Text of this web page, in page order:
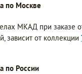
по Москве
МКАД при заказе
зависит от коллекции
по России